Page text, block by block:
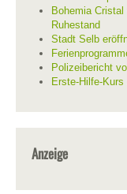
Bohemia
Ruhestand
Stadt Selb
Polizeibericht
Erste-Hilfe-
Anzeige